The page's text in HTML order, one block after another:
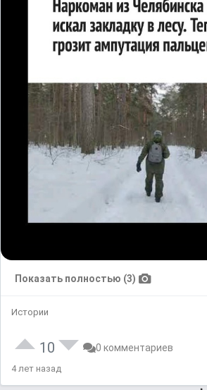
Показать полностью (3)
Истории
10 0 комментариев
4 лет назад